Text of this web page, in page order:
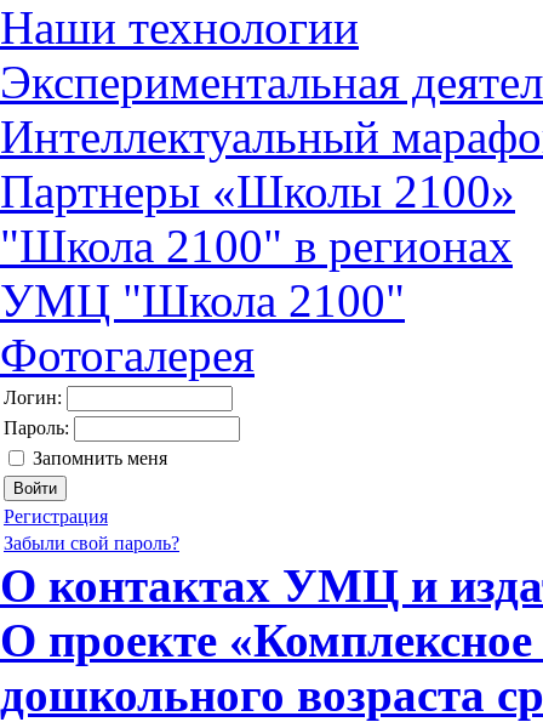
Наши технологии
Экспериментальная
Интеллектуальный
Партнеры «Школы 2100»
"Школа 2100" в регионах
УМЦ "Школа 2100"
Фотогалерея
Логин:
Пароль:
Запомнить меня
Регистрация
Забыли свой пароль?
О контактах УМЦ и
О проекте «Комплексное
дошкольного возраста